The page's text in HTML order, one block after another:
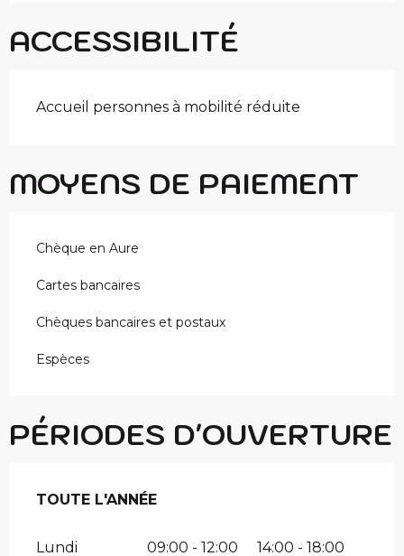
ACCESSIBILITÉ
Accueil personnes à mobilité réduite
MOYENS DE PAIEMENT
Chèque en Aure
Cartes bancaires
Chèques bancaires et postaux
Espèces
PÉRIODES D'OUVERTURE
TOUTE L'ANNÉE
TOUTE L'ANNÉE
Lundi 09:00 - 12:00 14:00 - 18:00